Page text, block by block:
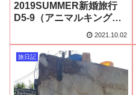
2019SUMMER新婚旅行
D5-9（アニマルキングダ
ム9：カリ・リバー・ラピ
ッドに初乗り！）
2021.10.02
旅日記